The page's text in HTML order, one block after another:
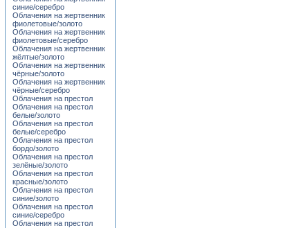
синие/серебро
Облачения на жертвенник
фиолетовые/золото
Облачения на жертвенник
фиолетовые/серебро
Облачения на жертвенник
жёлтые/золото
Облачения на жертвенник
чёрные/золото
Облачения на жертвенник
чёрные/серебро
Облачения на престол
Облачения на престол
белые/золото
Облачения на престол
белые/серебро
Облачения на престол
бордо/золото
Облачения на престол
зелёные/золото
Облачения на престол
красные/золото
Облачения на престол
синие/золото
Облачения на престол
синие/серебро
Облачения на престол